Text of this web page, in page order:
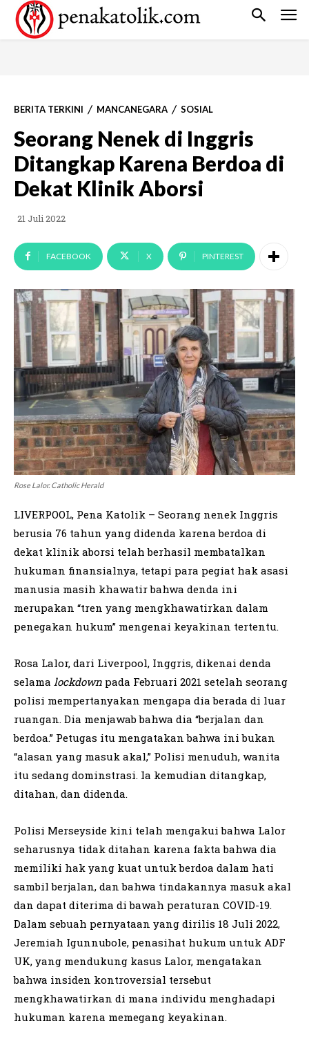
BERITA TERKINI MANCANEGARA SOSIAL
Seorang Nenek di Inggris
Ditangkap Karena Berdoa di
Dekat Klinik Aborsi
21 Juli 2022
FACEBOOK X PINTEREST
Rose Lalor. Catholic Herald
LIVERPOOL, Pena Katolik – Seorang nenek Inggris
berusia 76 tahun yang didenda karena berdoa di
dekat klinik aborsi telah berhasil membatalkan
hukuman finansialnya, tetapi para pegiat hak asasi
manusia masih khawatir bahwa denda ini
merupakan “tren yang mengkhawatirkan dalam
penegakan hukum” mengenai keyakinan tertentu.
Rosa Lalor, dari Liverpool, Inggris, dikenai denda
selama lockdown pada Februari 2021 setelah seorang
polisi mempertanyakan mengapa dia berada di luar
ruangan. Dia menjawab bahwa dia “berjalan dan
berdoa.” Petugas itu mengatakan bahwa ini bukan
“alasan yang masuk akal,” Polisi menuduh, wanita
itu sedang dominstrasi. Ia kemudian ditangkap,
ditahan, dan didenda.
Polisi Merseyside kini telah mengakui bahwa Lalor
seharusnya tidak ditahan karena fakta bahwa dia
memiliki hak yang kuat untuk berdoa dalam hati
sambil berjalan, dan bahwa tindakannya masuk akal
dan dapat diterima di bawah peraturan COVID-19.
Dalam sebuah pernyataan yang dirilis 18 Juli 2022,
Jeremiah Igunnubole, penasihat hukum untuk ADF
UK, yang mendukung kasus Lalor, mengatakan
bahwa insiden kontroversial tersebut
mengkhawatirkan di mana individu menghadapi
hukuman karena memegang keyakinan.